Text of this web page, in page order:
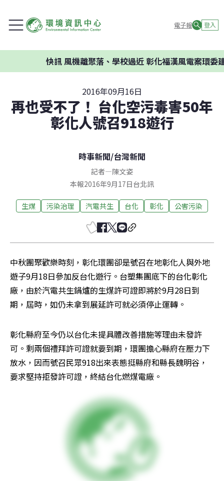
電子報 登入
風機離聚落、學校過近 彰化福漢風電案環委建議
2016年09月16日
再也受不了！ 台化空污毒害50年
彰化人號召918遊行
時事新聞/台灣新聞
記者—陳文姿
本報2016年9月17日台北訊
生煤 污染治理 汽電共生 台化 彰化 公害污染
中秋團聚歡樂時刻，彰化環團卻是號召在地彰化人與外地
遊子9月18日參加反台化遊行。台塑集團底下的台化彰化
廠，由於汽電共生鍋爐的生煤許可證即將於9月28日到
期，屆時，如仍未拿到展延許可就必須停止運轉。
彰化縣府至今仍以台化未提具體改善措施等理由未發許
可。剩兩個禮拜許可證就要到期，環團擔心縣府在壓力下
放水，因而號召民眾918出來表態挺縣府和縣長魏明谷，
要求堅持拒發許可證，終結台化燃煤電廠。